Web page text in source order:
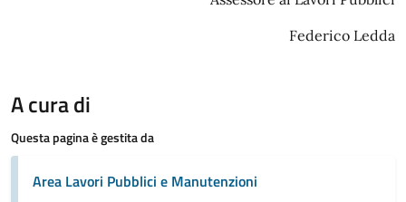
Federico Ledda
A cura di
Questa pagina è gestita da
Area Lavori Pubblici e Manutenzioni